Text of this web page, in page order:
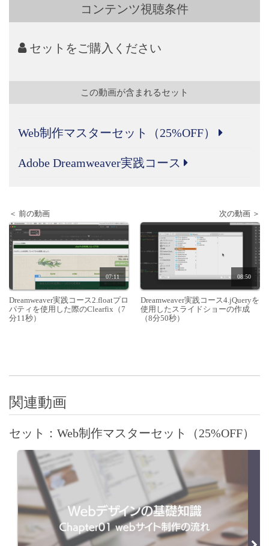
コンテンツ視聴条件
セットをご購入ください
この動画が含まれるセット
Web制作マスターセット（25%OFF）
Adobe Dreamweaver実践コース
＜ 前の動画
07:11
Dreamweaver実践コース2.floatプロ
パティを使用した際のClearfix（7
分11秒）
次の動画 ＞
08:50
Dreamweaver実践コース4.jQueryを
使用したスライドショーの作成
（8分50秒）
関連動画
セット：Web制作マスターセット（25%OFF）